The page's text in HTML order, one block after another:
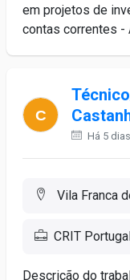
em projetos de
contas correntes -
Há 5 dias
Vila Franca
CRIT
Descrição do